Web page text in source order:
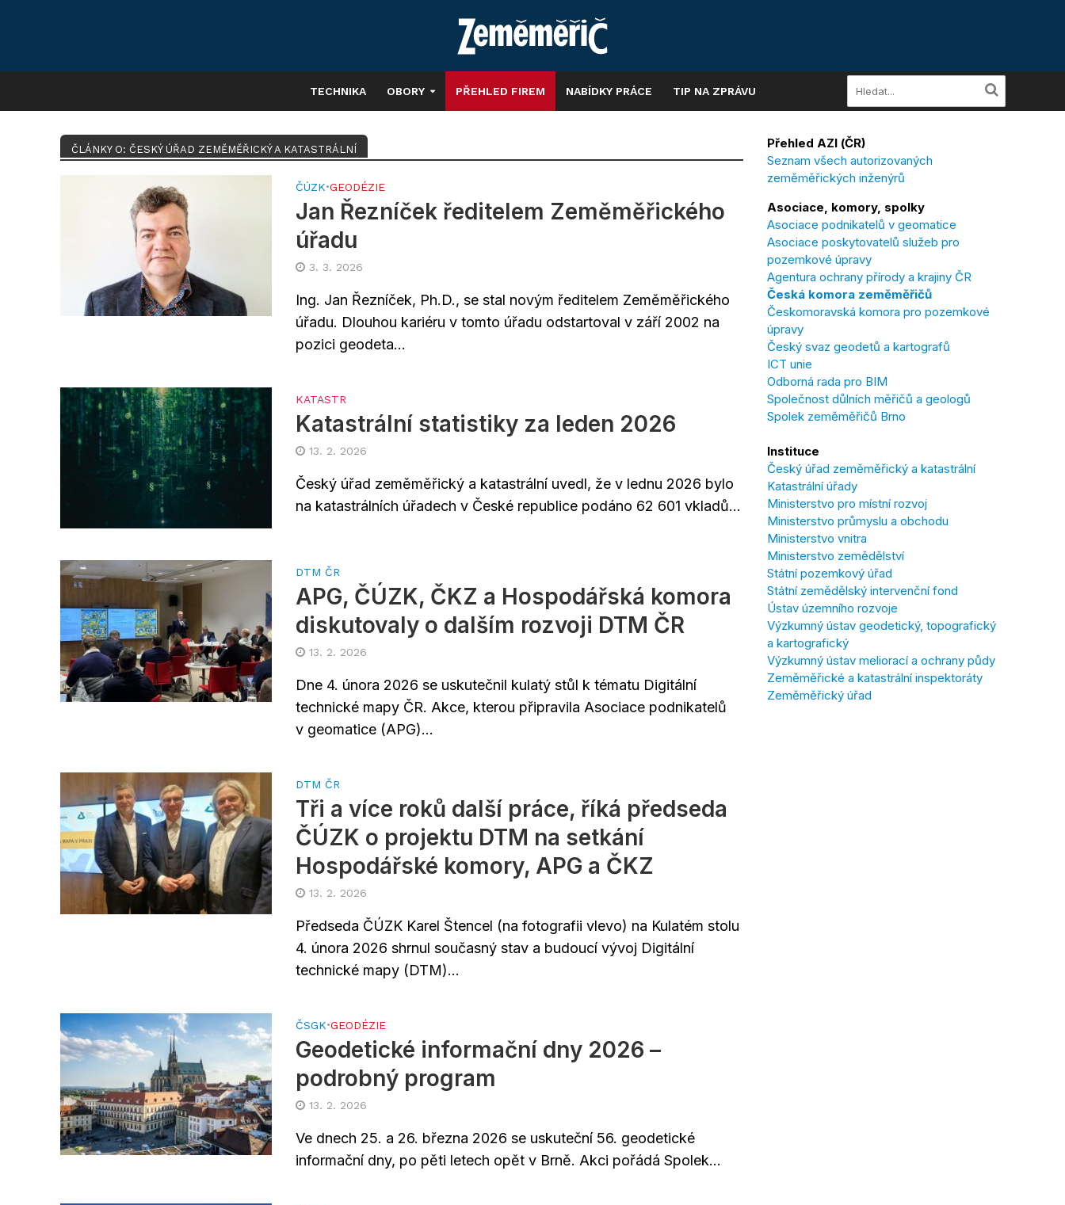
TECHNIKA OBORY PŘEHLED FIREM NABÍDKY PRÁCE TIP NA ZPRÁVU
ČLÁNKY O: ČESKÝ ÚŘAD ZEMĚMĚŘICKÝ A KATASTRÁLNÍ
ČÚZK•GEODÉZIE
Jan Řezníček ředitelem Zeměměřického
úřadu
3. 3. 2026
Ing. Jan Řezníček, Ph.D., se stal novým ředitelem Zeměměřického
úřadu. Dlouhou kariéru v tomto úřadu odstartoval v září 2002 na
pozici geodeta...
KATASTR
Katastrální statistiky za leden 2026
13. 2. 2026
Český úřad zeměměřický a katastrální uvedl, že v lednu 2026 bylo
na katastrálních úřadech v České republice podáno 62 601 vkladů...
DTM ČR
APG, ČÚZK, ČKZ a Hospodářská komora
diskutovaly o dalším rozvoji DTM ČR
13. 2. 2026
Dne 4. února 2026 se uskutečnil kulatý stůl k tématu Digitální
technické mapy ČR. Akce, kterou připravila Asociace podnikatelů
v geomatice (APG)...
DTM ČR
Tři a více roků další práce, říká předseda
ČÚZK o projektu DTM na setkání
Hospodářské komory, APG a ČKZ
13. 2. 2026
Předseda ČÚZK Karel Štencel (na fotografii vlevo) na Kulatém stolu
4. února 2026 shrnul současný stav a budoucí vývoj Digitální
technické mapy (DTM)...
ČSGK•GEODÉZIE
Geodetické informační dny 2026 –
podrobný program
13. 2. 2026
Ve dnech 25. a 26. března 2026 se uskuteční 56. geodetické
informační dny, po pěti letech opět v Brně. Akci pořádá Spolek...
Přehled AZI (ČR)
Seznam všech autorizovaných
zeměměřických inženýrů
Asociace, komory, spolky
Asociace podnikatelů v geomatice
Asociace poskytovatelů služeb pro
pozemkové úpravy
Agentura ochrany přírody a krajiny ČR
Česká komora zeměměřičů
Českomoravská komora pro pozemkové
úpravy
Český svaz geodetů a kartografů
ICT unie
Odborná rada pro BIM
Společnost důlních měřičů a geologů
Spolek zeměměřičů Brno
Instituce
Český úřad zeměměřický a katastrální
Katastrální úřady
Ministerstvo pro místní rozvoj
Ministerstvo průmyslu a obchodu
Ministerstvo vnitra
Ministerstvo zemědělství
Státní pozemkový úřad
Státní zemědělský intervenční fond
Ústav územního rozvoje
Výzkumný ústav geodetický, topografický
a kartografický
Výzkumný ústav meliorací a ochrany půdy
Zeměměřické a katastrální inspektoráty
Zeměměřický úřad